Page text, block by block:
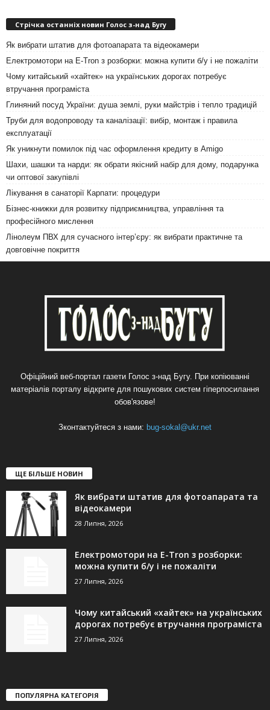
Стрічка останніх новин Голос з-над Бугу
Як вибрати штатив для фотоапарата та відеокамери
Електромотори на E-Tron з розборки: можна купити б/у і не пожаліти
Чому китайський «хайтек» на українських дорогах потребує
втручання програміста
Глиняний посуд України: душа землі, руки майстрів і тепло традицій
Труби для водопроводу та каналізації: вибір, монтаж і правила
експлуатації
Як уникнути помилок під час оформлення кредиту в Amigo
Шахи, шашки та нарди: як обрати якісний набір для дому, подарунка
чи оптової закупівлі
Лікування в санаторії Карпати: процедури
Бізнес-книжки для розвитку підприємництва, управління та
професійного мислення
Лінолеум ПВХ для сучасного інтер’єру: як вибрати практичне та
довговічне покриття
Офіційний веб-портал газети Голос з-над Бугу. При копіюванні
матеріалів порталу відкрите для пошукових систем гіперпосилання
обов'язове!
Зконтактуйтеся з нами: bug-sokal@ukr.net
ЩЕ БІЛЬШЕ НОВИН
Як вибрати штатив для фотоапарата та
відеокамери
28 Липня, 2026
Електромотори на E-Tron з розборки:
можна купити б/у і не пожаліти
27 Липня, 2026
Чому китайський «хайтек» на українських
дорогах потребує втручання програміста
27 Липня, 2026
ПОПУЛЯРНА КАТЕГОРІЯ